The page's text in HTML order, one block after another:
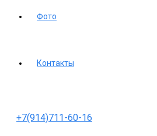
Фото
Контакты
+7(914)711-60-16